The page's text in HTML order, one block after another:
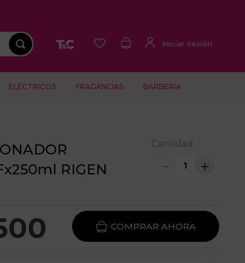
ELÉCTRICOS FRAGANCIAS BARBERÍA
RIGEN
Cantidad
＋
－